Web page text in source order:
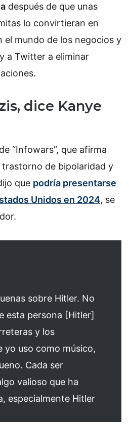
después de que unas
lo convirtieran en
el mundo de los negocios y
a Twitter a eliminar
dice Kanye
“Infowars”, que afirma
trastorno de bipolaridad y
que podría presentarse
Unidos en 2024, se
sobre Hitler. No
esta persona [Hitler]
y los
yo uso como músico,
Cada ser
valioso que ha
especialmente Hitler